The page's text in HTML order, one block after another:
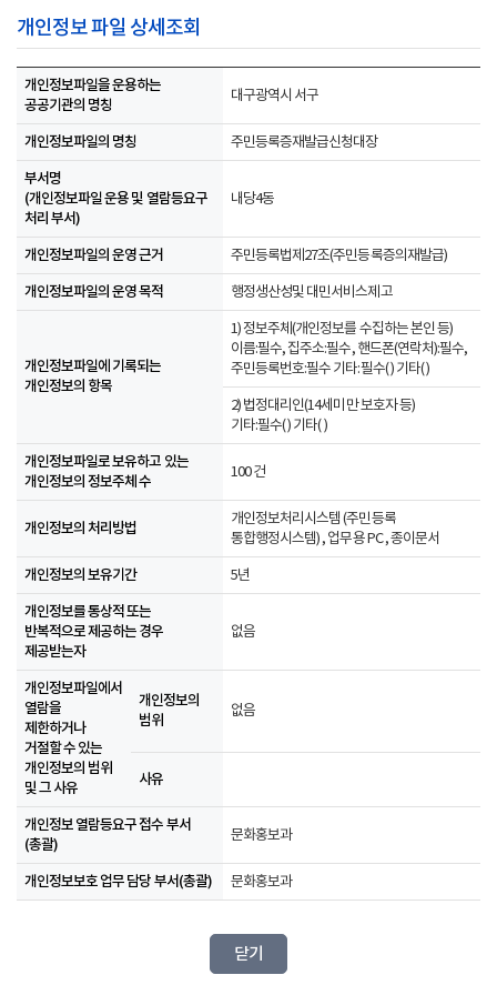
개인정보 파일 상세조회
개인정보파일을 운용하는
공공기관의 명칭
대구광역시 서구
개인정보파일의 명칭
주민등록증재발급신청대장
부서명
(개인정보파일 운용 및 열람등요구
처리 부서)
내당4동
개인정보파일의 운영 근거
주민등록법제27조(주민등록증의재발급)
개인정보파일의 운영 목적
행정생산성및 대민서비스제고
개인정보파일에 기록되는
개인정보의 항목
1) 정보주체(개인정보를 수집하는 본인 등)
이름:필수, 집주소:필수, 핸드폰(연락처):필수,
주민등록번호:필수 기타:필수( ) 기타( )
2) 법정대리인(14세미만 보호자 등)
기타:필수( ) 기타( )
개인정보파일로 보유하고 있는
개인정보의 정보주체 수
100 건
개인정보의 처리방법
개인정보처리시스템 (주민등록
통합행정시스템) , 업무용 PC , 종이문서
개인정보의 보유기간
5년
개인정보를 통상적 또는
반복적으로 제공하는 경우
제공받는자
없음
개인정보파일에서
열람을
제한하거나
거절할 수 있는
개인정보의 범위
및 그 사유
개인정보의
범위
없음
사유
개인정보 열람등요구 접수 부서
(총괄)
문화홍보과
개인정보보호 업무 담당 부서(총괄) 문화홍보과
닫기